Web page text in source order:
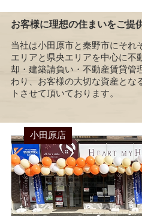
お客様に理想の住まいをご提
当社は小田原市と秦野市にそれ
エリアと県央エリアを中心に不
却・建築請負い・不動産賃貸管
わり、お客様の大切な資産とな
トさせて頂いております。
小田原店